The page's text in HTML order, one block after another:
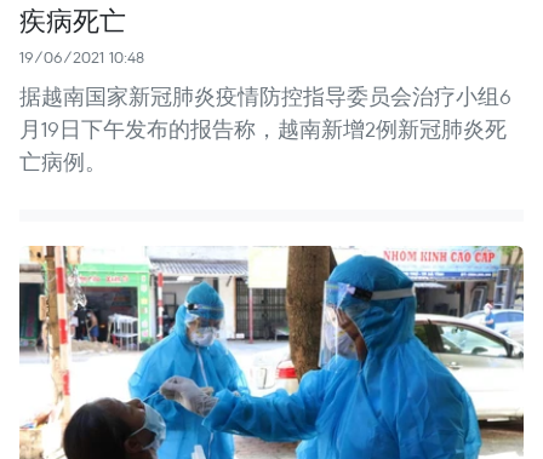
疾病死亡
19/06/2021 10:48
据越南国家新冠肺炎疫情防控指导委员会治疗小组6
月19日下午发布的报告称，越南新增2例新冠肺炎死
亡病例。